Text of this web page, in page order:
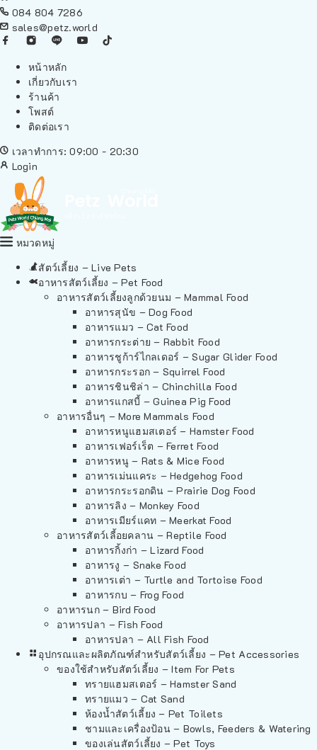
084 804 7286
sales@petz.world
หน้าหลัก
เกี่ยวกับเรา
ร้านค้า
โพสต์
ติดต่อเรา
เวลาทำการ: 09:00 - 20:30
Login
หมวดหมู่
สัตว์เลี้ยง – Live Pets
อาหารสัตว์เลี้ยง – Pet Food
อาหารสัตว์เลี้ยงลูกด้วยนม – Mammal Food
อาหารสุนัข – Dog Food
อาหารแมว – Cat Food
อาหารกระต่าย – Rabbit Food
อาหารชูก้าร์ไกลเดอร์ – Sugar Glider Food
อาหารกระรอก – Squirrel Food
อาหารชินชิล่า – Chinchilla Food
อาหารแกสบี้ – Guinea Pig Food
อาหารอื่นๆ – More Mammals Food
อาหารหนูแฮมสเตอร์ – Hamster Food
อาหารเฟอร์เร็ต – Ferret Food
อาหารหนู – Rats & Mice Food
อาหารเม่นแคระ – Hedgehog Food
อาหารกระรอกดิน – Prairie Dog Food
อาหารลิง – Monkey Food
อาหารเมียร์แคท – Meerkat Food
อาหารสัตว์เลี้อยคลาน – Reptile Food
อาหารกิ้งก่า – Lizard Food
อาหารงู – Snake Food
อาหารเต่า – Turtle and Tortoise Food
อาหารกบ – Frog Food
อาหารนก – Bird Food
อาหารปลา – Fish Food
อาหารปลา – All Fish Food
อุปกรณและผลิตภัณฑ์สำหรับสัตว์เลี้ยง – Pet Accessories
ของใช้สำหรับสัตว์เลี้ยง – Item For Pets
ทรายแฮมสเตอร์ – Hamster Sand
ทรายแมว – Cat Sand
ห้องน้ำสัตว์เลี้ยง – Pet Toilets
ชามและเครื่องป้อน – Bowls, Feeders & Watering
ของเล่นสัตว์เลี้ยง – Pet Toys